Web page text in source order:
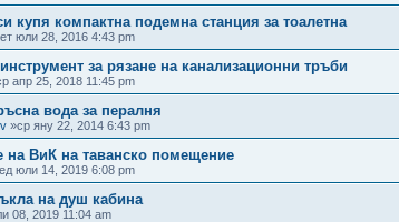
купя компактна подемна станция за тоалетна
юли 28, 2016 4:43 pm
за рязане на канализационни тръби
апр 25, 2018 11:45 pm
вода за пералня
»ср яну 22, 2014 6:43 pm
на ВиК на таванско помещение
юли 14, 2019 6:08 pm
на душ кабина
08, 2019 11:04 am